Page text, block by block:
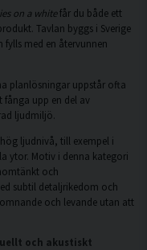
on a whitefår du både ett
Tavlan byggs i Sverige
med en återvunnen
planlösningar uppstår ofta
fånga upp en del av
ljudmiljö.
ljudnivå, till exempel i
ytor. Motiv i denna kategori
och
subtil detaljrikedom och
och levande utan att
och akustiskt